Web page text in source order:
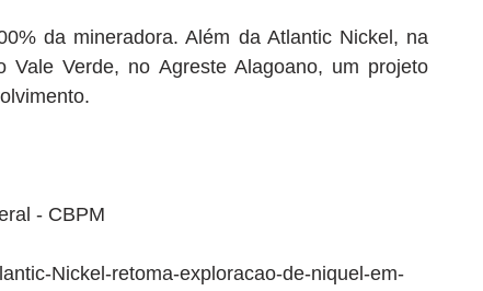
da mineradora. Além da Atlantic Nickel, na
Verde, no Agreste Alagoano, um projeto
- CBPM
Nickel-retoma-exploracao-de-niquel-em-